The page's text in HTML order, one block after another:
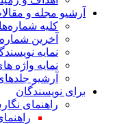
آرشیو مجله و
کلیه
آخرین شماره
نمایه
نمایه واژه
آرشیو
برای نویسندگان
راهنمای